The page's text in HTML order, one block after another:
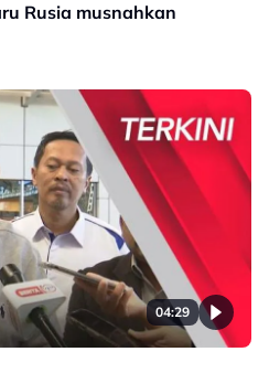
Rusia musnahkan
04:29